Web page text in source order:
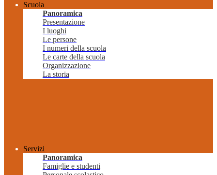
Scuola
Panoramica
Presentazione
I luoghi
Le persone
I numeri della scuola
Le carte della scuola
Organizzazione
La storia
Servizi
Panoramica
Famiglie e studenti